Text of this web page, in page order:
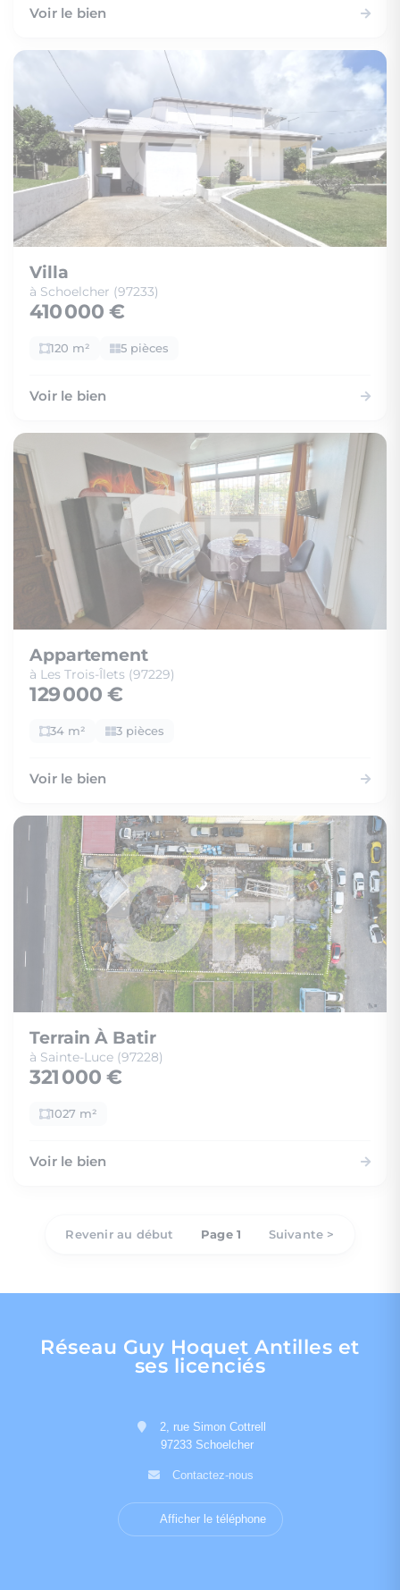
Voir le bien
Villa
à Schoelcher (97233)
410 000 €
120 m² 5 pièces
Voir le bien
Appartement
à Les Trois-Îlets (97229)
129 000 €
34 m² 3 pièces
Voir le bien
Terrain À Batir
à Sainte-Luce (97228)
321 000 €
1027 m²
Voir le bien
Revenir au début Page 1 Suivante >
Réseau Guy Hoquet Antilles et
ses licenciés
2, rue Simon Cottrell
97233 Schoelcher
Contactez-nous
Afficher le téléphone